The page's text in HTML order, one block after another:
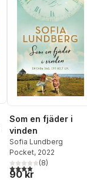
Som en fjäder i
vinden
Sofia Lundberg
Pocket, 2022
3,9utav 5 stjärnor.
(8)
90 kr